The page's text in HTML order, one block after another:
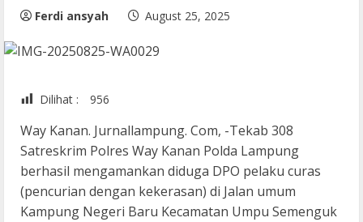
Ferdi ansyah August 25, 2025
Dilihat : 956
Way Kanan. Jurnallampung. Com, -Tekab 308
Satreskrim Polres Way Kanan Polda Lampung
berhasil mengamankan diduga DPO pelaku curas
(pencurian dengan kekerasan) di Jalan umum
Kampung Negeri Baru Kecamatan Umpu Semenguk